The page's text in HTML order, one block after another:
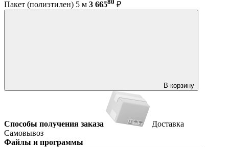
Пакет (полиэтилен) 5 м 3 66580 ₽
В корзину
Способы получения заказа
Доставка
Самовывоз
Файлы и программы